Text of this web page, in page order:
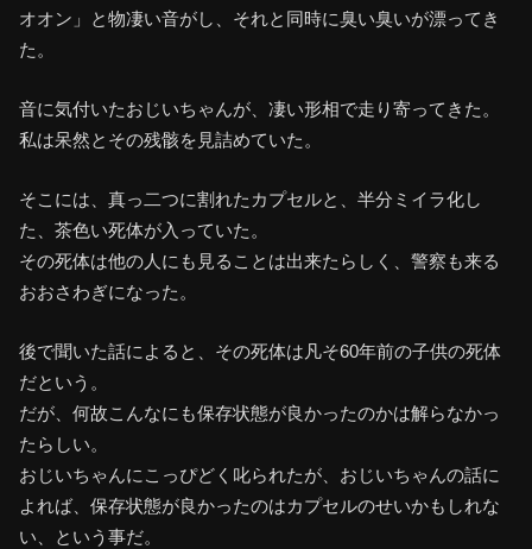
オオン」と物凄い音がし、それと同時に臭い臭いが漂ってき
た。
音に気付いたおじいちゃんが、凄い形相で走り寄ってきた。
私は呆然とその残骸を見詰めていた。
そこには、真っ二つに割れたカプセルと、半分ミイラ化し
た、茶色い死体が入っていた。
その死体は他の人にも見ることは出来たらしく、警察も来る
おおさわぎになった。
後で聞いた話によると、その死体は凡そ60年前の子供の死体
だという。
だが、何故こんなにも保存状態が良かったのかは解らなかっ
たらしい。
おじいちゃんにこっぴどく叱られたが、おじいちゃんの話に
よれば、保存状態が良かったのはカプセルのせいかもしれな
い、という事だ。